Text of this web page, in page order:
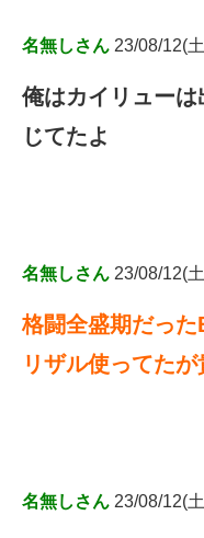
名無しさん 23/08/12(
俺はカイリュー
じてたよ
名無しさん 23/08/12(
格闘全盛期だっ
リザル使ってたが
名無しさん 23/08/12(